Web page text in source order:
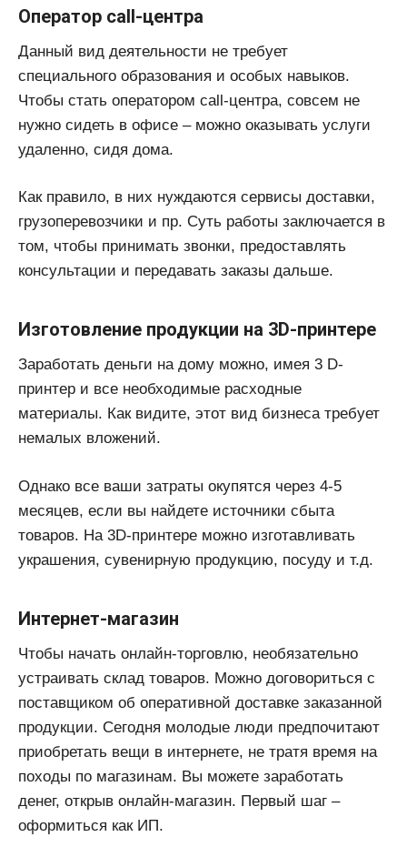
Оператор call-центра
Данный вид деятельности не требует
специального образования и особых навыков.
Чтобы стать оператором call-центра, совсем не
нужно сидеть в офисе – можно оказывать услуги
удаленно, сидя дома.
Как правило, в них нуждаются сервисы доставки,
грузоперевозчики и пр. Суть работы заключается в
том, чтобы принимать звонки, предоставлять
консультации и передавать заказы дальше.
Изготовление продукции на 3D-принтере
Заработать деньги на дому можно, имея 3 D-
принтер и все необходимые расходные
материалы. Как видите, этот вид бизнеса требует
немалых вложений.
Однако все ваши затраты окупятся через 4-5
месяцев, если вы найдете источники сбыта
товаров. На 3D-принтере можно изготавливать
украшения, сувенирную продукцию, посуду и т.д.
Интернет-магазин
Чтобы начать онлайн-торговлю, необязательно
устраивать склад товаров. Можно договориться с
поставщиком об оперативной доставке заказанной
продукции. Сегодня молодые люди предпочитают
приобретать вещи в интернете, не тратя время на
походы по магазинам. Вы можете заработать
денег, открыв онлайн-магазин. Первый шаг –
оформиться как ИП.